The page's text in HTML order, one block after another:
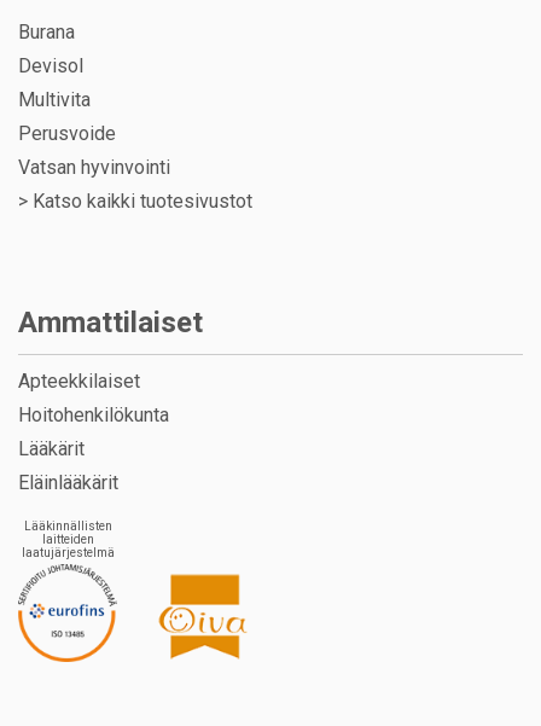
Burana
Devisol
Multivita
Perusvoide
Vatsan hyvinvointi
> Katso kaikki tuotesivustot
Ammattilaiset
Apteekkilaiset
Hoitohenkilökunta
Lääkärit
Eläinlääkärit
Lääkinnällisten
laitteiden
laatujärjestelmä